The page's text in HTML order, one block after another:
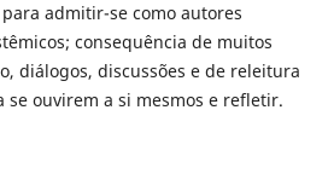
admitir-se como autores
consequência de muitos
diálogos, discussões e de releitura
ouvirem a si mesmos e refletir.